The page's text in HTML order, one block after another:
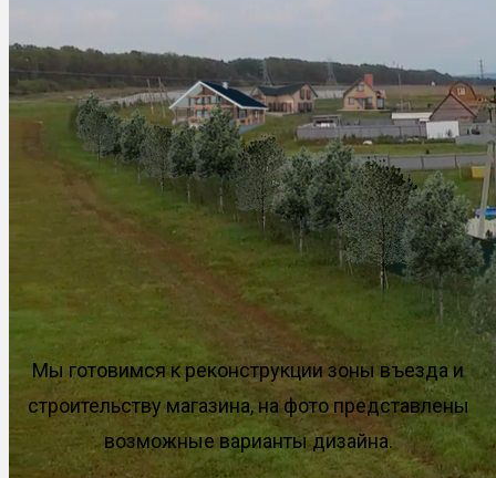
Мы готовимся к реконструкции зоны въезда и
строительству магазина, на фото представлены
возможные варианты дизайна.